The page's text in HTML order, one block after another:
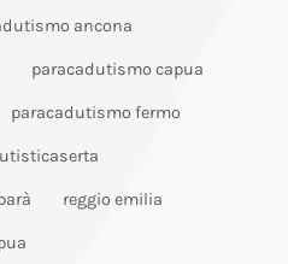
ancona
paracadutismo capua
paracadutismo fermo
reggio emilia